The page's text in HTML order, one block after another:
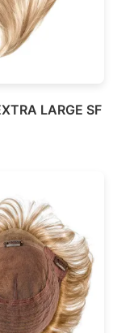
LARGE SF